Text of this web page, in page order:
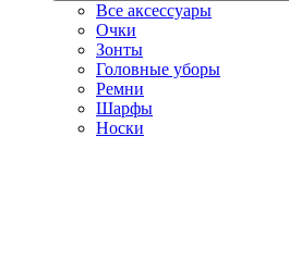
Все аксессуары
Очки
Зонты
Головные уборы
Ремни
Шарфы
Носки